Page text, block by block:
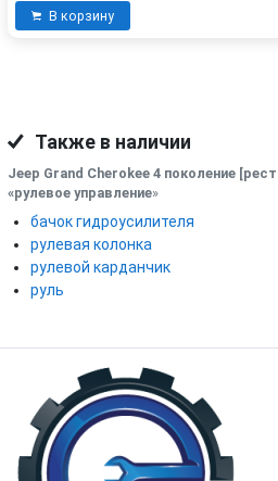
В корзину
Также в наличии
Jeep Grand Cherokee 4 поколение
«рулевое управление»
бачок гидроусилителя
рулевая колонка
рулевой карданчик
руль